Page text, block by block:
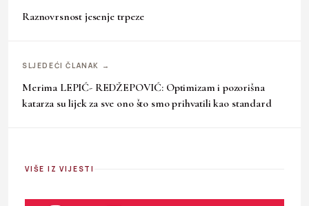
Raznovrsnost jesenje trpeze
SLJEDEĆI ČLANAK →
Merima LEPIĆ- REDŽEPOVIĆ: Optimizam i pozorišna
katarza su lijek za sve ono što smo prihvatili kao standard
VIŠE IZ VIJESTI